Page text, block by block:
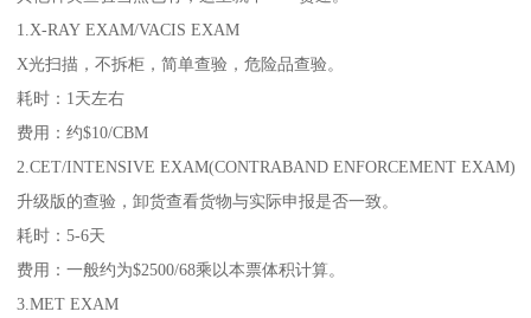
1.X-RAY EXAM/VACIS EXAM
X光扫描，不拆柜，简单查验，危险品查验。
耗时：1天左右
费用：约$10/CBM
2.CET/INTENSIVE EXAM(CONTRABAND ENFORCEMENT EXAM)
升级版的查验，卸货查看货物与实际申报是否一致。
耗时：5-6天
费用：一般约为$2500/68乘以本票体积计算。
3.MET EXAM